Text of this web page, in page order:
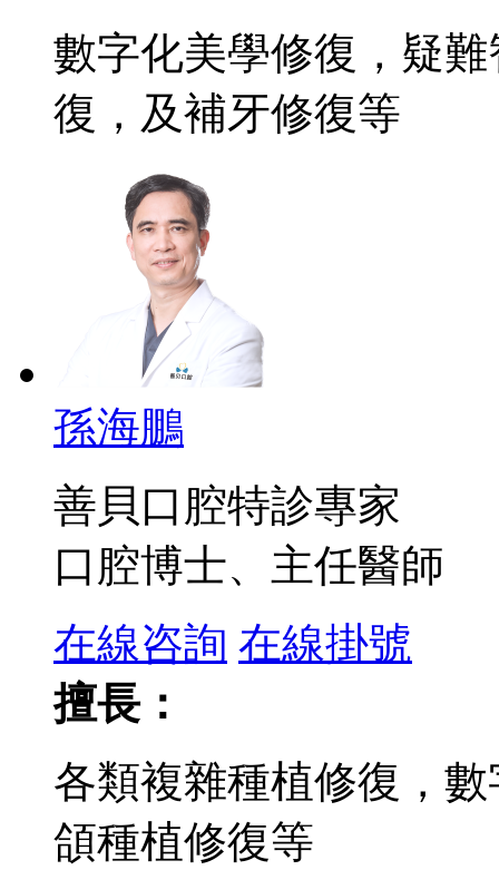
數字化美學修復，疑
復，及補牙修復等
孫海鵬
善貝口腔特診專家
口腔博士、主任醫師
在線咨詢 在線掛號
擅長：
各類複雜種植修復，
頜種植修復等